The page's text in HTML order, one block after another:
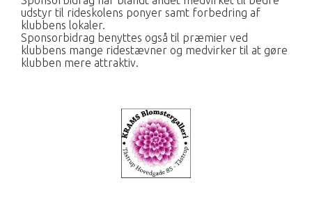
udstyr til rideskolens ponyer samt forbedring af
klubbens lokaler.
Sponsorbidrag benyttes også til præmier ved
klubbens mange ridestævner og medvirker til at gøre
klubben mere attraktiv.